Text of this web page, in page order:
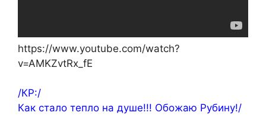
https://www.youtube.com/watch?
v=AMKZvtRx_fE
/КР:/
Как стало тепло на душе!!! Обожаю Рубину!/